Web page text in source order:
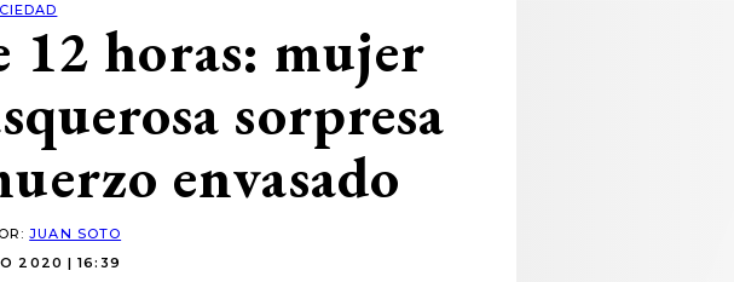
horas: mujer
sorpresa
envasado
JUAN SOTO
2020 | 16:39